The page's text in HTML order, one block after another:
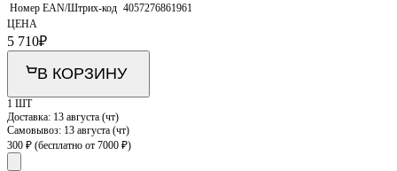
Номер EAN/Штрих-код 4057276861961
ЦЕНА
5 710₽
В КОРЗИНУ
1 ШТ
Доставка: 13 августа (чт)
Самовывоз: 13 августа (чт)
300 ₽ (бесплатно от 7000 ₽)